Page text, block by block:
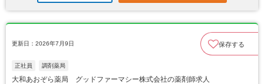
更新日：2026年7月9日 保存する
正社員 調剤薬局
大和あおぞら薬局 グッドファーマシー株式会社の薬剤師求人